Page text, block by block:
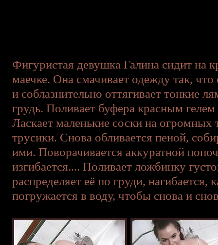
Фигуристая девушка Галина сидит на
маечке. Она смачивает одежду так,
и соблазнительно оттягивает тонкие
грудь. Поливает буфера красным
Ласкает маленькие соски на огромных
трусики. Снова обливается пеной,
ими. Поворачивается аккуратной
изгибается.... Поливает ложбинку
распределяет её по груди, нагибается,
погружается в воду, чтобы снова и